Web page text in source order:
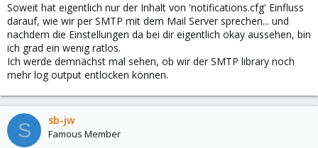
Soweit hat eigentlich nur der Inhalt von 'notifications.cfg' Einfluss
darauf, wie wir per SMTP mit dem Mail Server sprechen... und
nachdem die Einstellungen da bei dir eigentlich okay aussehen, bin
ich grad ein wenig ratlos.
Ich werde demnächst mal sehen, ob wir der SMTP library noch
mehr log output entlocken können.
S sb-jw
Famous Member